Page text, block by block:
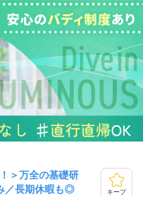
＞万全の基礎研
／長期休暇も◎
キープ